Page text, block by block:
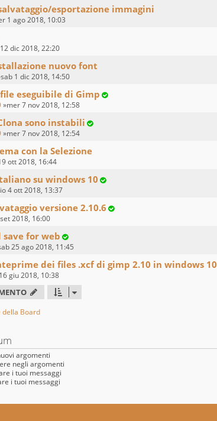
esportazione immagini
1 ago 2018, 10:03
dic 2018, 22:20
nuovo font
1 dic 2018, 14:50
eseguibile di Gimp
»mer 7 nov 2018, 12:58
sono instabili
»mer 7 nov 2018, 12:54
con la Selezione
ott 2018, 16:44
su windows 10
4 ott 2018, 13:37
versione 2.10.6
2018, 16:00
for web
25 ago 2018, 11:45
dei files .xcf di gimp 2.10 in windows 10
giu 2018, 10:38
della Board
argomenti
negli argomenti
i tuoi messaggi
i tuoi messaggi